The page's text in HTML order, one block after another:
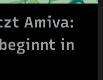
Amiva:
in